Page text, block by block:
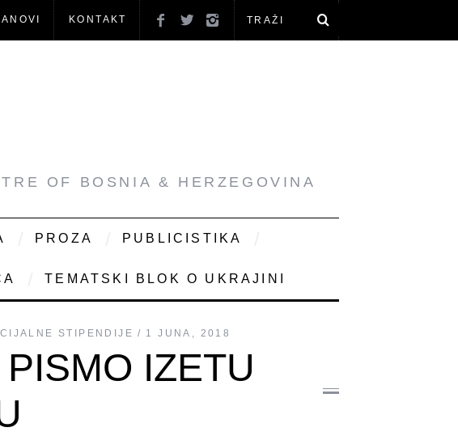
KONTAKT
OF BOSNIA & HERZEGOVINA
PROZA PUBLICISTIKA
TEMATSKI BLOK O UKRAJINI
STIPENDIJE 1 JUNA, 2018
IZETU